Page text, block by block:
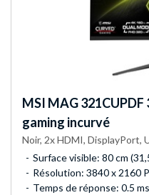
MSI MAG
gaming incurvé
Noir, 2x HDMI, DisplayPort,
Surface visible: 80 cm
Résolution: 3840 x 2160
Temps de réponse: 0.5